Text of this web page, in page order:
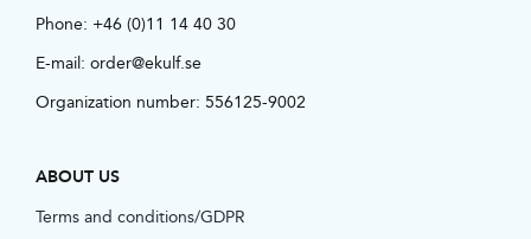
Phone: +46 (0)11 14 40 30
E-mail: order@ekulf.se
Organization number: 556125-9002
ABOUT US
Terms and conditions/GDPR